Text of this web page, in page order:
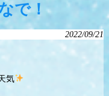
で！
2022/09/21
気